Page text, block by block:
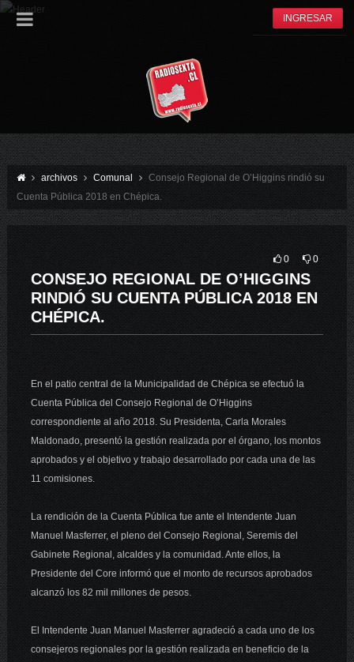
INGRESAR
archivos Comunal
Consejo Regional de O’Higgins rindió su
Cuenta Pública 2018 en Chépica.
0 0
CONSEJO REGIONAL DE O’HIGGINS
RINDIÓ SU CUENTA PÚBLICA 2018 EN
CHÉPICA.
En el patio central de la Municipalidad de Chépica se efectuó la
Cuenta Pública del Consejo Regional de O’Higgins
correspondiente al año 2018. Su Presidenta, Carla Morales
Maldonado, presentó la gestión realizada por el órgano, los montos
aprobados y el objetivo y trabajo desarrollado por cada una de las
11 comisiones.
La rendición de la Cuenta Pública fue ante el Intendente Juan
Manuel Masferrer, el pleno del Consejo Regional, Seremis del
Gabinete Regional, alcaldes y la comunidad. Ante ellos, la
Presidente del Core informó que el monto de recursos aprobados
alcanzó los 82 mil millones de pesos.
El Intendente Juan Manuel Masferrer agradeció a cada uno de los
consejeros regionales por la gestión realizada en beneficio de la